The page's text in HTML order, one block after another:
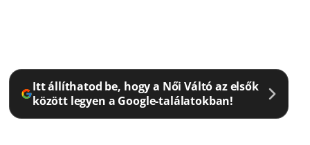
Itt állíthatod be, hogy a Női Váltó az elsők
között legyen a Google-találatokban!